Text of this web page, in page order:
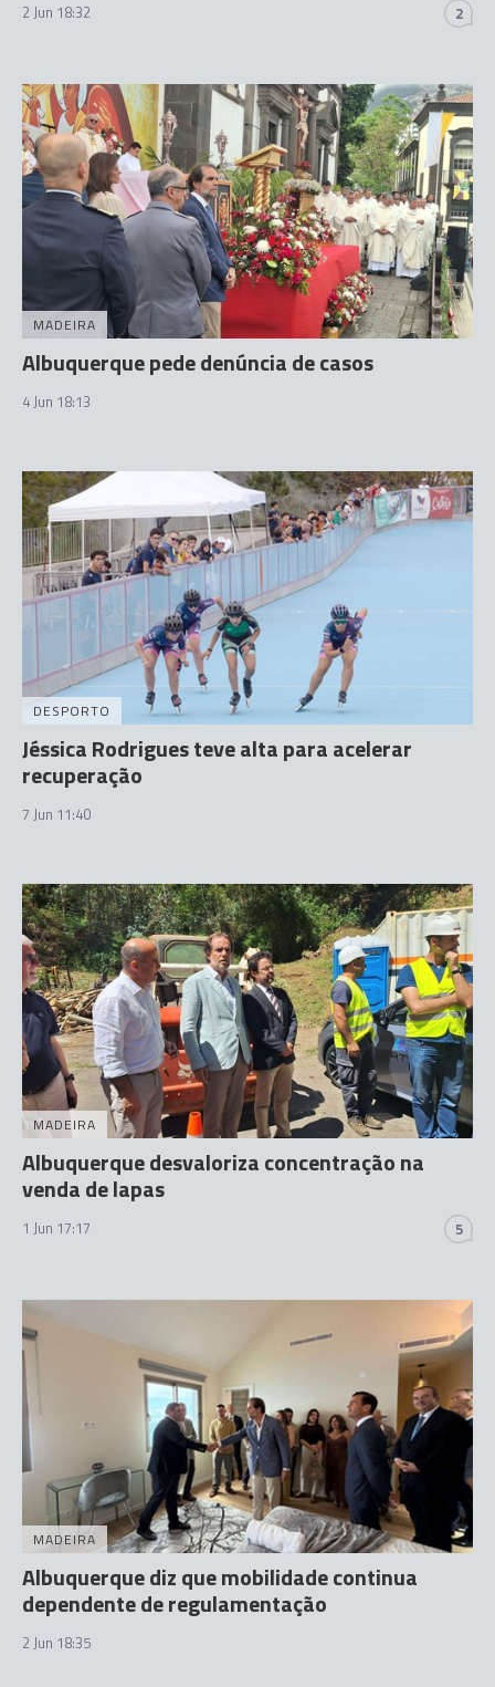
2 Jun 18:32 2
MADEIRA
Albuquerque pede denúncia de casos
4 Jun 18:13
DESPORTO
Jéssica Rodrigues teve alta para acelerar
recuperação
7 Jun 11:40
MADEIRA
Albuquerque desvaloriza concentração na
venda de lapas
1 Jun 17:17 5
MADEIRA
Albuquerque diz que mobilidade continua
dependente de regulamentação
2 Jun 18:35